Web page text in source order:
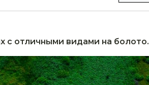
с отличными видами на болото.